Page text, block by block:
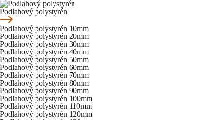
Podlahový polystyrén
Podlahový polystyrén 10mm
Podlahový polystyrén 20mm
Podlahový polystyrén 30mm
Podlahový polystyrén 40mm
Podlahový polystyrén 50mm
Podlahový polystyrén 60mm
Podlahový polystyrén 70mm
Podlahový polystyrén 80mm
Podlahový polystyrén 90mm
Podlahový polystyrén 100mm
Podlahový polystyrén 110mm
Podlahový polystyrén 120mm